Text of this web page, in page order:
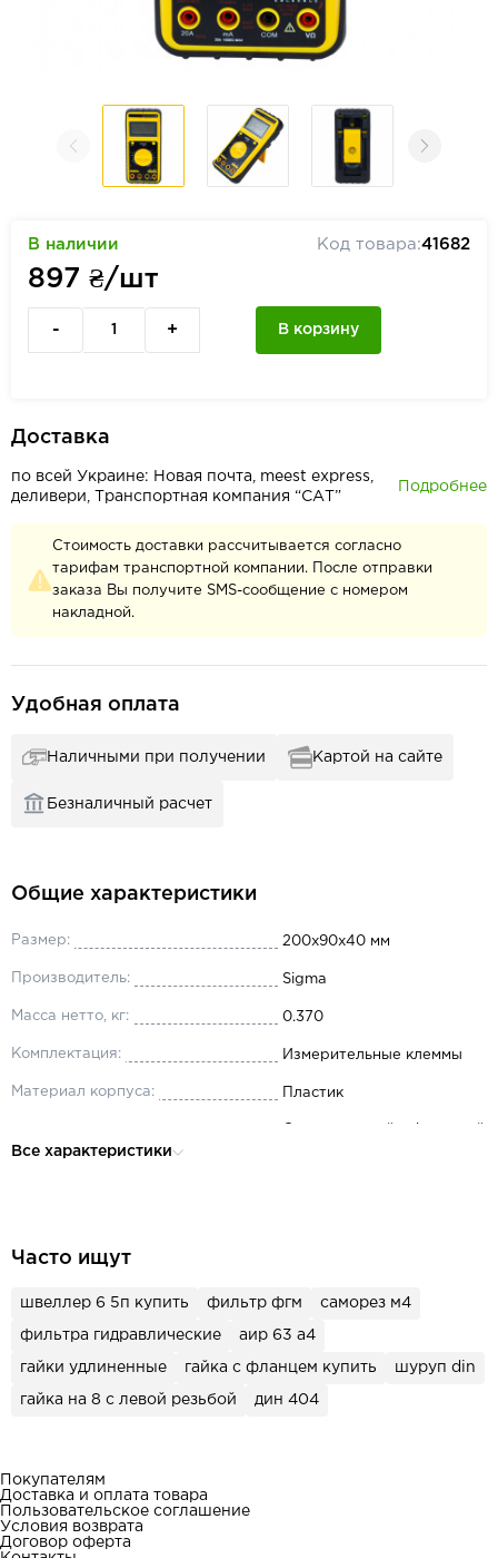
В наличии
897 ₴/шт
Код товара:41682
- + В корзину
Доставка
по всей Украине: Новая почта, meest express,
деливери, Транспортная компания “САТ”
Подробнее
Стоимость доставки рассчитывается согласно
тарифам транспортной компании. После отправки
заказа Вы получите SMS-сообщение с номером
накладной.
Удобная оплата
Наличными при получении Картой на сайте
Безналичный расчет
Общие характеристики
Размер: 200х90х40 мм
Производитель: Sigma
Масса нетто, кг: 0.370
Комплектация: Измерительные клеммы
Материал корпуса: Пластик
Постоянный ток: 200mA/20mA/200mA/20A
Сопротивление: 200/2000/20K/200K/2M/
Все характеристики
Часто ищут
швеллер 6 5п купить фильтр фгм саморез м4
фильтра гидравлические аир 63 а4
гайки удлиненные гайка с фланцем купить шуруп din
гайка на 8 с левой резьбой дин 404
Покупателям
Доставка и оплата товара
Пользовательское соглашение
Условия возврата
Договор оферта